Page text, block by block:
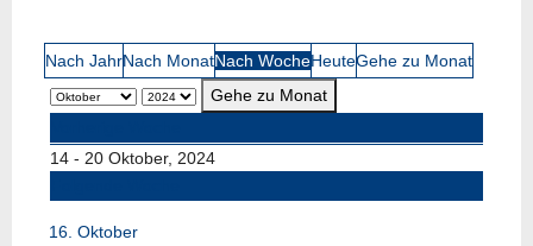
Nach JahrNach MonatNach WocheHeuteGehe zu Monat
Gehe zu Monat
14 - 20 Oktober, 2024
16. Oktober